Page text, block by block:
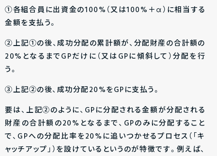
①各組合員に出資金の100%（又は100%＋α）に相当する
金額を支払う。
②上記①の後、成功分配の累計額が、分配財産の合計額の
20%となるまでGPだけに（又はGPに傾斜して）分配を行
う。
③上記②の後、成功分配20%をGPに支払う。
要は、上記②のように、GPに分配される金額が分配される
財産の合計額の20%となるまで、GPのみに分配すること
で、GPへの分配比率を20%に追いつかせるプロセス（「キ
ャッチアップ」）を設けているというのが特徴です。例えば、